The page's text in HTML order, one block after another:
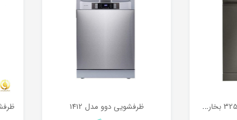
ظ
رفشویی ال جی مدل 325 بخارشور دار ظرفشویی دوو مدل 1412